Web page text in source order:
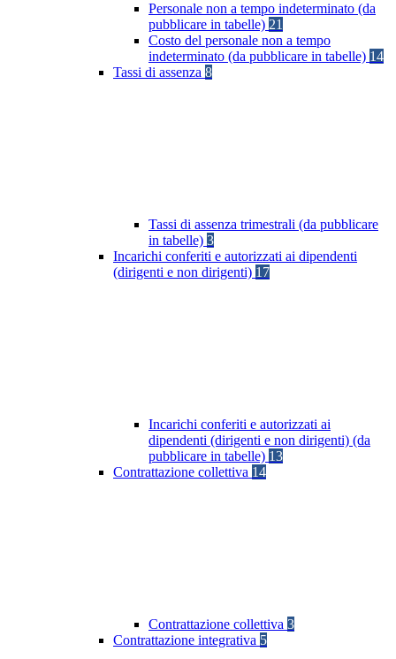
Personale non a tempo indeterminato (da
pubblicare in tabelle) 21
Costo del personale non a tempo
indeterminato (da pubblicare in tabelle) 14
Tassi di assenza 8
Tassi di assenza trimestrali (da pubblicare
in tabelle) 3
Incarichi conferiti e autorizzati ai dipendenti
(dirigenti e non dirigenti) 17
Incarichi conferiti e autorizzati ai
dipendenti (dirigenti e non dirigenti) (da
pubblicare in tabelle) 13
Contrattazione collettiva 14
Contrattazione collettiva 3
Contrattazione integrativa 5